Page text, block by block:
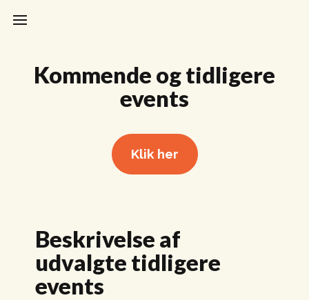
Kommende og tidligere
events
Klik her
Beskrivelse af
udvalgte tidligere
events